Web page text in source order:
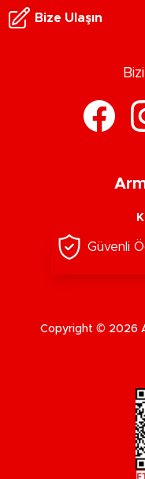
Bize Ulaşın
Güvenli
Copyright © 2026